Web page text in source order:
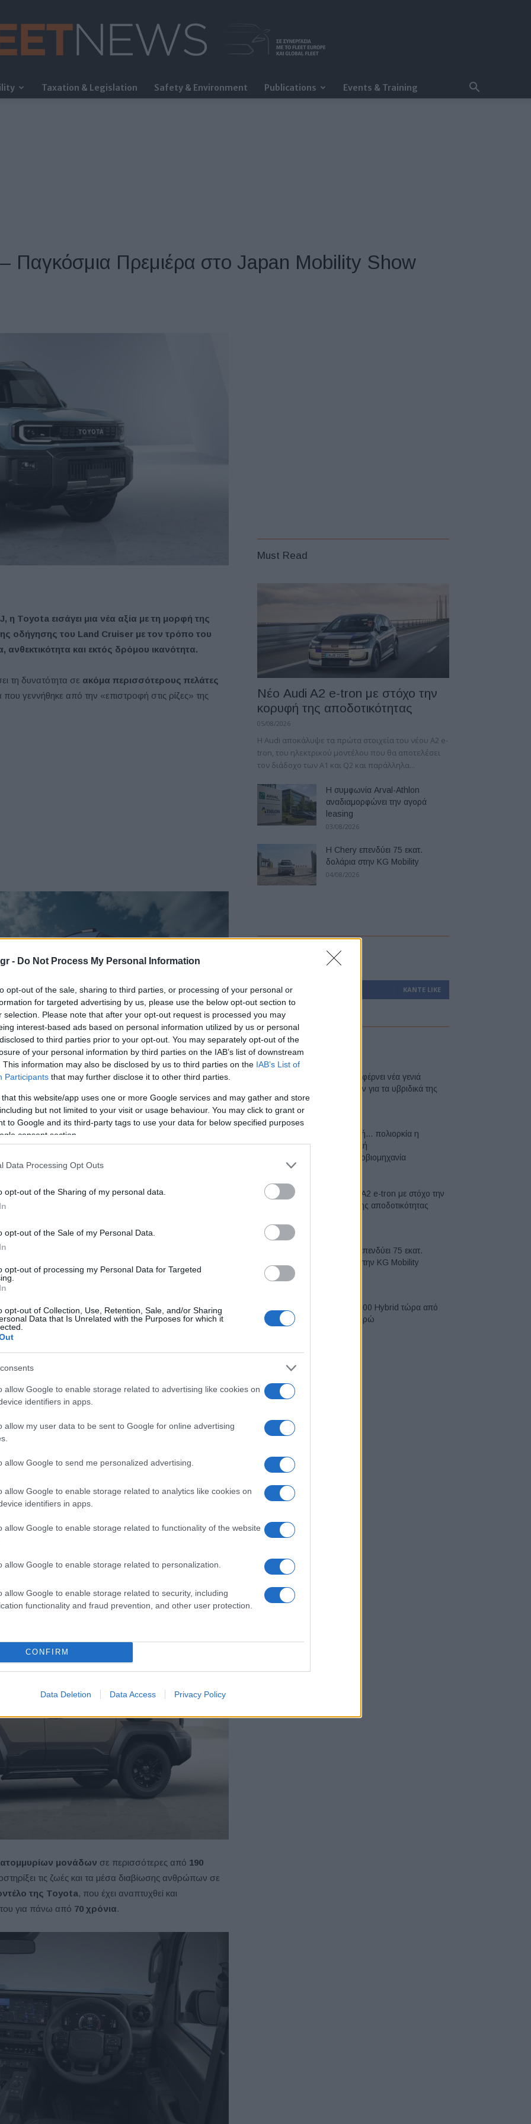
- Do Not Process My Personal Information
opt-out of the sale, sharing to third parties, or processing of your personal or
for targeted advertising by us, please use the below opt-out section to
selection. Please note that after your opt-out request is processed you may
interest-based ads based on personal information utilized by us or personal
to third parties prior to your opt-out. You may separately opt-out of the
of your personal information by third parties on the IAB’s list of downstream
This information may also be disclosed by us to third parties on the IAB’s List of
Participants that may further disclose it to other third parties.
that this website/app uses one or more Google services and may gather and store
but not limited to your visit or usage behaviour. You may click to grant or
to Google and its third-party tags to use your data for below specified purposes
consent section.
Data Processing Opt Outs
opt-out of the Sharing of my personal data.
opt-out of the Sale of my Personal Data.
opt-out of processing my Personal Data for Targeted
opt-out of Collection, Use, Retention, Sale, and/or Sharing
Data that Is Unrelated with the Purposes for which it
allow Google to enable storage related to advertising like cookies on
identifiers in apps.
allow my user data to be sent to Google for online advertising
allow Google to send me personalized advertising.
allow Google to enable storage related to analytics like cookies on
identifiers in apps.
allow Google to enable storage related to functionality of the website
allow Google to enable storage related to personalization.
allow Google to enable storage related to security, including
functionality and fraud prevention, and other user protection.
CONFIRM
Data Deletion Data Access Privacy Policy
FleetNews
Taxation & Legislation Safety & Environment Publications Events & Training
Παγκόσμια Πρεμιέρα στο Japan Mobility Show
Toyota εισάγει μια νέα αξία με τη μορφή της
οδήγησης του Land Cruiser με τον τρόπο του
ανθεκτικότητα και εκτός δρόμου ικανότητα.
τη δυνατότητα σε ακόμα περισσότερους πελάτες
που γεννήθηκε από την «επιστροφή στις ρίζες» της
ναεξελίσσεται, ανταποκρινόμενο στις κοινωνικές
για τους πελάτες της παγκοσμίως.
πραγματοποιηθεί στο περίπτερο της Toyota στο
1951 ωςToyota BJ
, έγινε αμέσως το πρώτο όχημα
, που επιτρέπουν στους ανθρώπους να πηγαίνουν
πνεύμα διατηρείται και εξελίσσεται μέχρι σήμερα.
μονάδων σε περισσότερες από 190
τις ζωές και τα μέσα διαβίωσης ανθρώπων σε
της Toyota, που έχει αναπτυχθεί και
του για πάνω από 70 χρόνια.
Must Read
Νέο Audi A2 e-tron με στόχο την
κορυφή της αποδοτικότητας
05/08/2026
Η Audi αποκάλυψε τα πρώτα στοιχεία του νέου A2 e-
tron, του ηλεκτρικού μοντέλου που θα αποτελέσει
τον διάδοχο των A1 και Q2 και παράλληλα...
Η συμφωνία Arval-Athlon
αναδιαμορφώνει την αγορά
leasing
03/08/2026
Η Chery επενδύει 75 εκατ.
δολάρια στην KG Mobility
04/08/2026
0 Υποστηρικτές ΚΆΝΤΕ LIKE
Latest
Η Toyota φέρνει νέα γενιά
μπαταριών για τα υβριδικά της
Σε κινεζική… πολιορκία η
ευρωπαϊκή
αυτοκινητοβιομηχανία
Νέο Audi A2 e-tron με στόχο την
κορυφή της αποδοτικότητας
Η Chery επενδύει 75 εκατ.
δολάρια στην KG Mobility
Το FIAT 500 Hybrid τώρα από
18.990 ευρώ